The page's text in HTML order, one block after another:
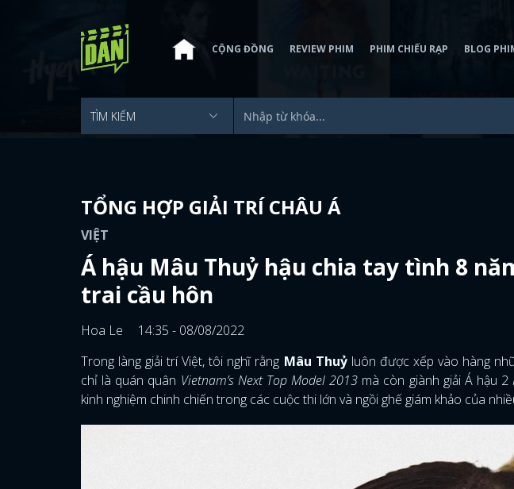
CỘNG ĐỒNG REVIEW PHIM PHIM CHIẾU RẠP BLOG
TỔNG HỢP GIẢI TRÍ CHÂU Á
VIỆT
Á hậu Mâu Thuỷ hậu chia tay tình 8
trai cầu hôn
Hoa Le
14:35 - 08/08/2022
Trong làng giải trí Việt, tôi nghĩ rằng Mâu Thuỷ luôn được xếp vào hàng
chỉ là quán quân Vietnam’s Next Top Model 2013 mà còn giành giải Á hậu 2
kinh nghiệm chinh chiến trong các cuộc thi lớn và ngồi ghế giám khảo của